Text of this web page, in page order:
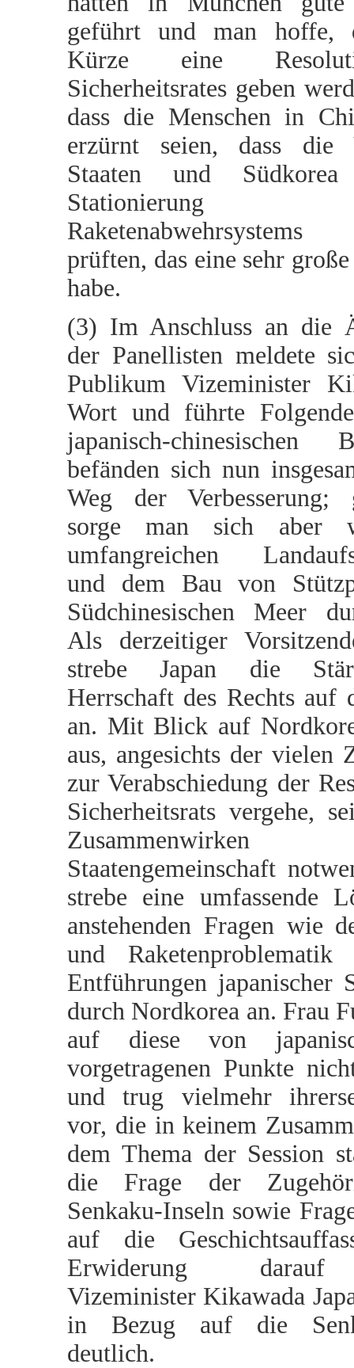
geführt und man hoffe,
Kürze eine
Sicherheitsrates geben
dass die Menschen in
erzürnt seien, dass die
Staaten und
prüften, das eine sehr
habe.
(3) Im Anschluss an die
der Panellisten meldete
Publikum Vizeminister
Wort und führte
japanisch-chinesischen
befänden sich nun
Weg der Verbesserung;
sorge man sich aber
umfangreichen
und dem Bau von
Südchinesischen Meer
Als derzeitiger
strebe Japan die
Herrschaft des Rechts auf
an. Mit Blick auf
aus, angesichts der vielen
zur Verabschiedung der
Sicherheitsrats vergehe,
Staatengemeinschaft
strebe eine umfassende
anstehenden Fragen wie
und
Entführungen japanischer
durch Nordkorea an. Frau
auf diese von
vorgetragenen Punkte
und trug vielmehr
vor, die in keinem
dem Thema der Session
die Frage der
Senkaku-Inseln sowie
auf die
Erwiderung
Vizeminister Kikawada
in Bezug auf die
deutlich.